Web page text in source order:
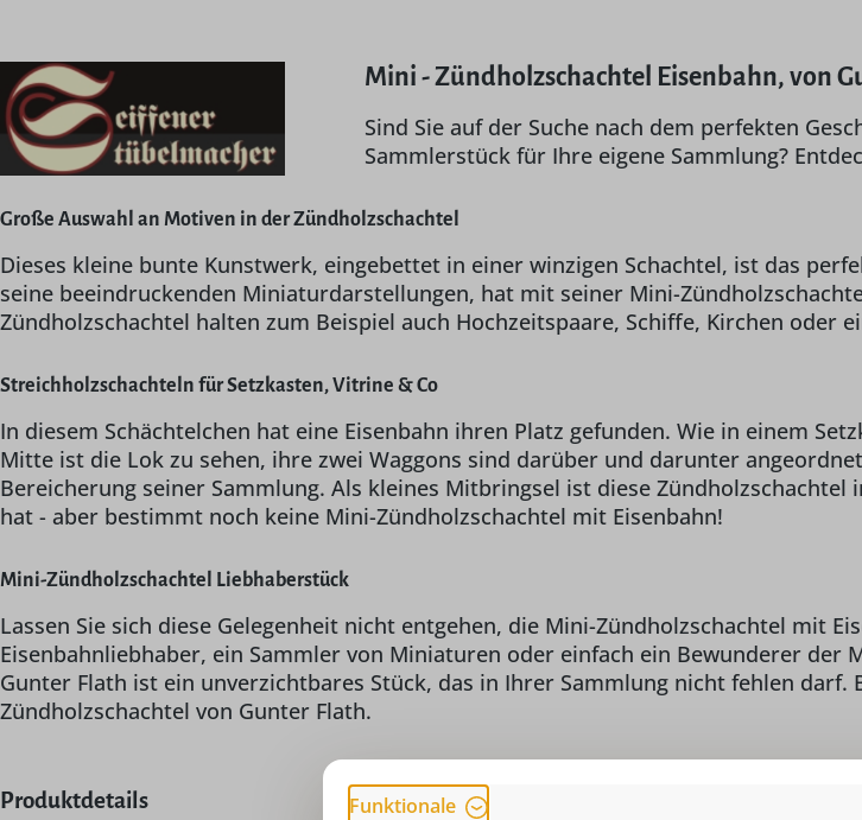
Mini - Zündholzschachtel Eisenbahn, von
Sind Sie auf der Suche nach dem perfekten
Sammlerstück für Ihre eigene Sammlung?
Große Auswahl an Motiven in der Zündholzschachtel
Dieses kleine bunte Kunstwerk, eingebettet in einer winzigen Schachtel, ist das
seine beeindruckenden Miniaturdarstellungen, hat mit seiner Mini-
Zündholzschachtel halten zum Beispiel auch Hochzeitspaare, Schiffe, Kirchen oder
Streichholzschachteln für Setzkasten, Vitrine & Co
In diesem Schächtelchen hat eine Eisenbahn ihren Platz gefunden. Wie in einem
Mitte ist die Lok zu sehen, ihre zwei Waggons sind darüber und darunter
Bereicherung seiner Sammlung. Als kleines Mitbringsel ist diese
hat - aber bestimmt noch keine Mini-Zündholzschachtel mit Eisenbahn!
Mini-Zündholzschachtel Liebhaberstück
Lassen Sie sich diese Gelegenheit nicht entgehen, die Mini-Zündholzschachtel mit
Eisenbahnliebhaber, ein Sammler von Miniaturen oder einfach ein Bewunderer
Gunter Flath ist ein unverzichtbares Stück, das in Ihrer Sammlung nicht fehlen
Zündholzschachtel von Gunter Flath.
Produktdetails Funktionale